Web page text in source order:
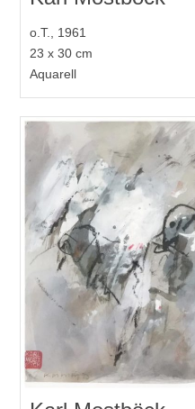
o.T., 1961
23 x 30 cm
Aquarell